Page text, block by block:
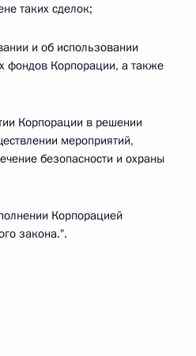
таких сделок;
и об использовании
фондов Корпорации, а также
Корпорации в решении
мероприятий,
безопасности и охраны
Корпорацией
закона.".